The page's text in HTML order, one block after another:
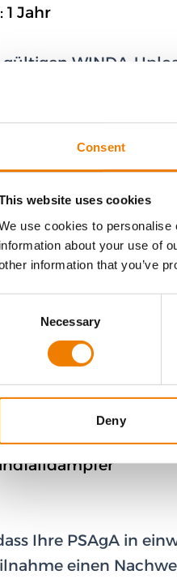
Consent
website uses cookies
use cookies to
information about your use of
information that you’ve
Necessary
Deny
1 Jahr
WINDA-
Falle einer
– die Gültigkeit
und gültiges
am Training
zum 16.03.2026.
Ihre PSAgA in
einen